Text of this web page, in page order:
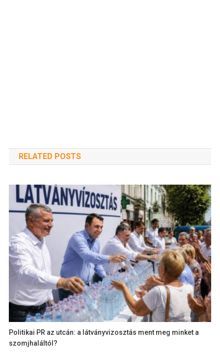
RELATED POSTS
Politikai PR az utcán: a látványvizosztás ment meg minket a
szomjhaláltól?